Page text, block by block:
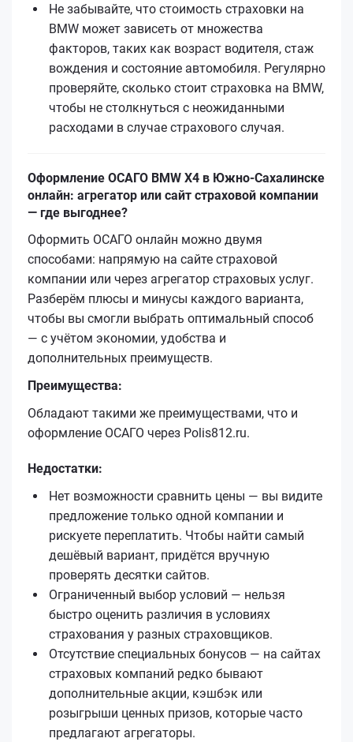
Не забывайте, что стоимость страховки на
BMW может зависеть от множества
факторов, таких как возраст водителя, стаж
вождения и состояние автомобиля. Регулярно
проверяйте, сколько стоит страховка на BMW,
чтобы не столкнуться с неожиданными
расходами в случае страхового случая.
Оформление ОСАГО BMW X4 в Южно-Сахалинске
онлайн: агрегатор или сайт страховой компании
— где выгоднее?
Оформить ОСАГО онлайн можно двумя
способами: напрямую на сайте страховой
компании или через агрегатор страховых услуг.
Разберём плюсы и минусы каждого варианта,
чтобы вы смогли выбрать оптимальный способ
— с учётом экономии, удобства и
дополнительных преимуществ.
Преимущества:
Обладают такими же преимуществами, что и
оформление ОСАГО через Polis812.ru.
Недостатки:
Нет возможности сравнить цены — вы видите
предложение только одной компании и
рискуете переплатить. Чтобы найти самый
дешёвый вариант, придётся вручную
проверять десятки сайтов.
Ограниченный выбор условий — нельзя
быстро оценить различия в условиях
страхования у разных страховщиков.
Отсутствие специальных бонусов — на сайтах
страховых компаний редко бывают
дополнительные акции, кэшбэк или
розыгрыши ценных призов, которые часто
предлагают агрегаторы.